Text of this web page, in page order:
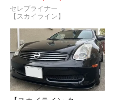
セレブライナー
【スカイライン】